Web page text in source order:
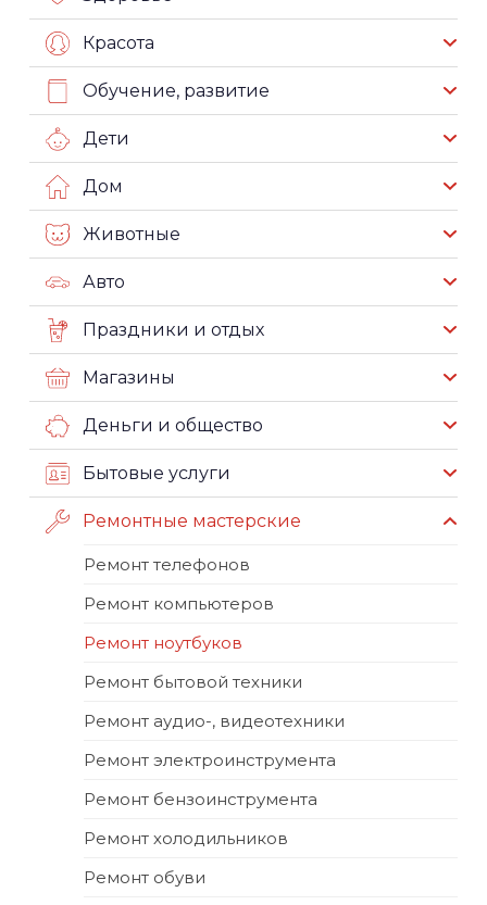
Красота
Обучение, развитие
Дети
Дом
Животные
Авто
Праздники и отдых
Магазины
Деньги и общество
Бытовые услуги
Ремонтные мастерские
Ремонт телефонов
Ремонт компьютеров
Ремонт ноутбуков
Ремонт бытовой техники
Ремонт аудио-, видеотехники
Ремонт электроинструмента
Ремонт бензоинструмента
Ремонт холодильников
Ремонт обуви